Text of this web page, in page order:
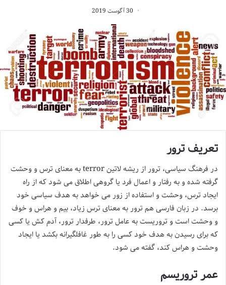
30 آگوست 2019
تعریف ترور
در فرهنگ سیاسی، ترور از ریشه لاتین terror به معنای ترس و وحشت
گرفته شده و به رفتار و اعمال فرد یا گروهی اطلاق می شود که از راه
ایجاد ترس، وحشت و استفاده از زور می خواهد به هدف سیاسی خود
برسد. در زبان فارسی هم ترور به معنای ترس زیاد، بیم و هراس و خوف
و وحشت است و تروریست به عامل ترور، طرفدار ترور، آدم کش یا کسی
که برای رسیدن به هدف خود کسی را به طور غافلگیرانه بکشد یا ایجاد
وحشت و هراس کند، گفته می شود.
عمر تروریسم